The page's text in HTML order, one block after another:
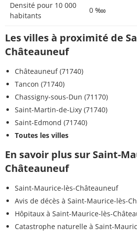
Densité pour 10 000
habitants
0 ‱
Les villes à proximité de
Châteauneuf
Châteauneuf (71740)
Tancon (71740)
Chassigny-sous-Dun (71170)
Saint-Martin-de-Lixy (71740)
Saint-Edmond (71740)
Toutes les villes
En savoir plus sur Saint-
Châteauneuf
Saint-Maurice-lès-Châteauneuf
Avis de décès à Saint-Maurice-lès-
Hôpitaux à Saint-Maurice-lès-
Catastrophe naturelle à Saint-